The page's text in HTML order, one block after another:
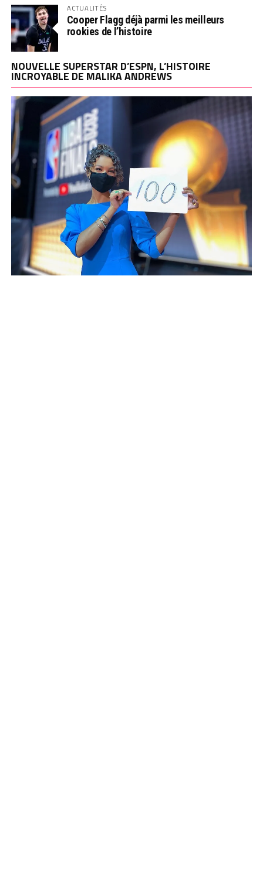
ACTUALITÉS
Cooper Flagg déjà parmi les meilleurs
rookies de l’histoire
NOUVELLE SUPERSTAR D’ESPN, L’HISTOIRE
INCROYABLE DE MALIKA ANDREWS